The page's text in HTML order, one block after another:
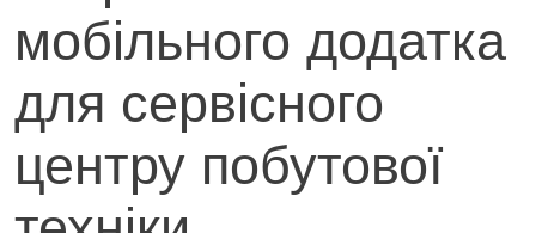
техніки
мобільного додатка
для сервісного
центру побутової